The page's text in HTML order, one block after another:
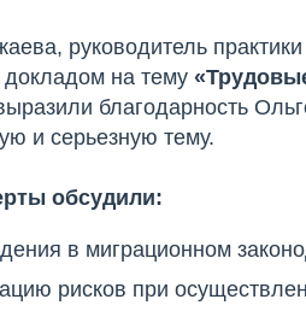
руководитель
докладом на тему
благодарность
и серьезную тему.
обсудили:
в миграционном
рисков при